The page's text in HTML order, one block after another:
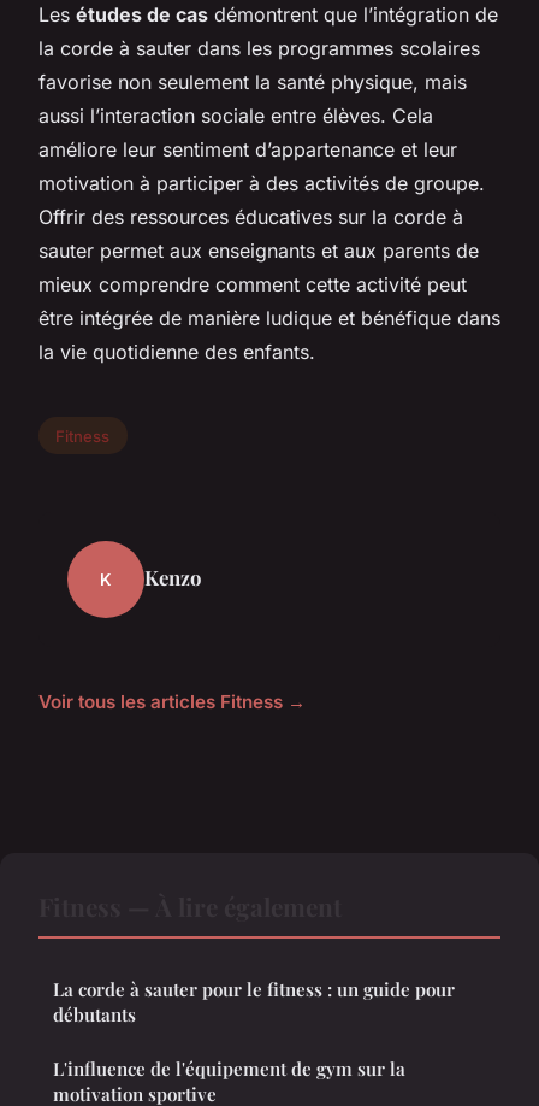
Les études de cas démontrent que l’intégration de
la corde à sauter dans les programmes scolaires
favorise non seulement la santé physique, mais
aussi l’interaction sociale entre élèves. Cela
améliore leur sentiment d’appartenance et leur
motivation à participer à des activités de groupe.
Offrir des ressources éducatives sur la corde à
sauter permet aux enseignants et aux parents de
mieux comprendre comment cette activité peut
être intégrée de manière ludique et bénéfique dans
la vie quotidienne des enfants.
Fitness
K Kenzo
Voir tous les articles Fitness →
La corde à sauter pour le fitness : un guide pour
débutants
L'influence de l'équipement de gym sur la
motivation sportive